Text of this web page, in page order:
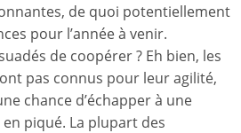
de quoi potentiellement
pour l’année à venir.
de coopérer ? Eh bien, les
pas connus pour leur agilité,
chance d’échapper à une
piqué. La plupart des